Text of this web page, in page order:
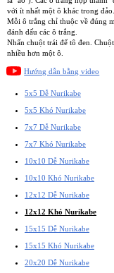
với ít nhất một ô khác trong
Mỗi ô trắng chỉ thuộc về đúng
đánh dấu các ô trắng.
Nhấn chuột trái để tô đen.
nhiều hơn một ô.
Hướng dẫn bằng video
5x5 Dễ Nurikabe
5x5 Khó Nurikabe
7x7 Dễ Nurikabe
7x7 Khó Nurikabe
10x10 Dễ Nurikabe
10x10 Khó Nurikabe
12x12 Dễ Nurikabe
12x12 Khó Nurikabe
15x15 Dễ Nurikabe
15x15 Khó Nurikabe
20x20 Dễ Nurikabe